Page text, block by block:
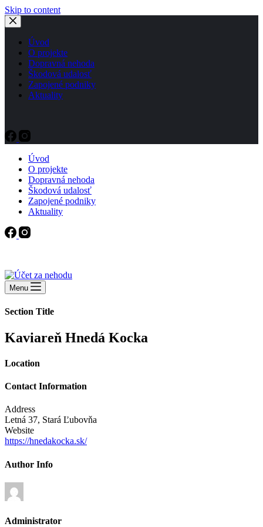
Skip to content
Úvod
O projekte
Dopravná nehoda
Škodová udalosť
Zapojené podniky
Aktuality
Úvod
O projekte
Dopravná nehoda
Škodová udalosť
Zapojené podniky
Aktuality
Menu
Section Title
Kaviareň Hnedá Kocka
Location
Contact Information
Address
Letná 37, Stará Ľubovňa
Website
https://hnedakocka.sk/
Author Info
Administrator